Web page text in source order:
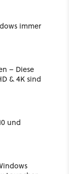
immer
– Diese
& 4K sind
und